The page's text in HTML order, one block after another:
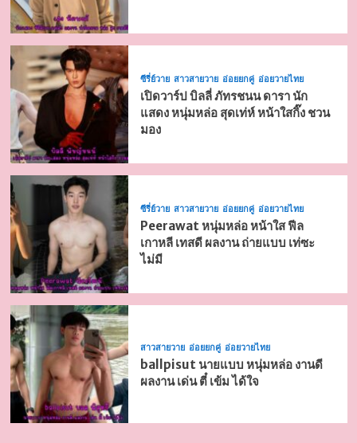
ซีรี่ย์วาย สาวสายวาย อ่อยยกคู่ อ่อยวายไทย
เปิดวาร์ป บิลลี่ ภัทรชนน ดารา นัก
แสดง หนุ่มหล่อ สุดเท่ห์ หน้าใสกิ๊ง ชวน
มอง
ซีรี่ย์วาย สาวสายวาย อ่อยยกคู่ อ่อยวายไทย
Peerawat หนุ่มหล่อ หน้าใส ฟีล
เกาหลี เทสดี ผลงาน ถ่ายแบบ เท่ซะ
ไม่มี
สาวสายวาย อ่อยยกคู่ อ่อยวายไทย
ballpisut นายแบบ หนุ่มหล่อ งานดี
ผลงาน เด่น ตี๋ เข้ม ได้ใจ